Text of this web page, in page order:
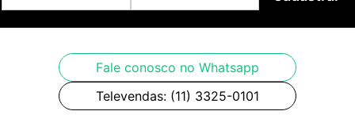
Fale conosco no Whatsapp
Televendas: (11) 3325-0101